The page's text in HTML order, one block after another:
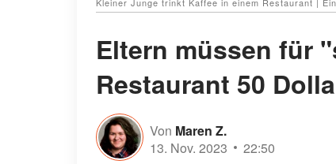
Kleiner Junge trinkt Kaffee in einem Restaurant |
Eltern müssen für
Restaurant 50
Von Maren Z.
13. Nov. 2023
22:50